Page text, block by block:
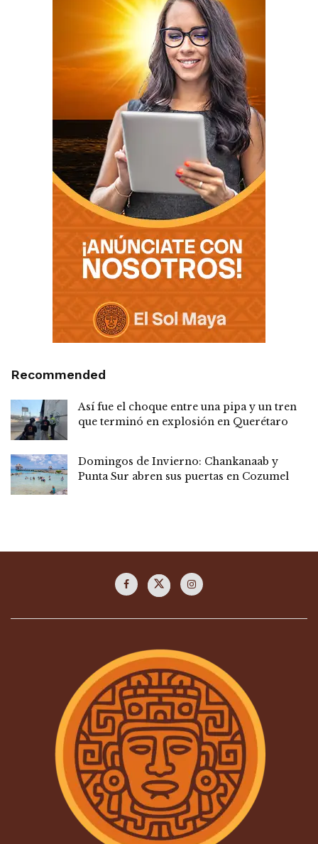
Recommended
Así fue el choque entre una pipa y un tren
que terminó en explosión en Querétaro
Domingos de Invierno: Chankanaab y
Punta Sur abren sus puertas en Cozumel